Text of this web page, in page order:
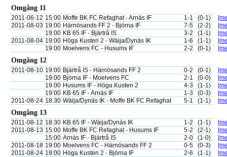
Omgång 11
2011-06-12 15:00 Moffe BK FC Refaghat - Arnäs IF 1-1 (0-1)
2011-08-03 19:00 Härnösands FF 2 - Björna IF 7-5 (2-2)
19:00 KB 65 IF - Bjärtrå IS 3-2 (1-1)
2011-08-04 19:00 Höga Kusten 2 - Wäija/Dynäs IK 1-6 (1-1)
19:00 Moelvens FC - Husums IF 2-2 (0-1)
Omgång 12
2011-08-10 19:00 Bjärtrå IS - Härnösands FF 2 0-2 (0-1)
19:00 Björna IF - Moelvens FC 2-1 (0-0)
19:00 Husums IF - Höga Kusten 2 4-3 (1-1)
19:00 KB 65 IF - Arnäs IF 1-3 (0-3)
2011-08-24 18:30 Wäija/Dynäs IK - Moffe BK FC Refaghat 5-1 (1-1)
Omgång 13
2011-08-12 18:30 KB 65 IF - Wäija/Dynäs IK 1-2 (1-1)
2011-08-13 15:00 Moffe BK FC Refaghat - Husums IF 5-2 (2-1)
15:00 Arnäs IF - Bjärtrå IS 2-0 (1-0)
2011-08-18 19:00 Moelvens FC - Härnösands FF 2 0-5 (0-3)
2011-08-24 19:00 Höga Kusten 2 - Björna IF 2-6 (1-1)